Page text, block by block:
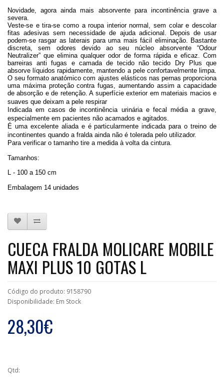
Novidade, agora ainda mais absorvente para incontinência grave a
severa.
Veste-se e tira-se como a roupa interior normal, sem colar e descolar
fitas adesivas sem necessidade de ajuda adicional. Depois de usar
podem-se rasgar as laterais para uma mais fácil eliminação. Bastante
discreta, sem odores devido ao seu núcleo absorvente “Odour
Neutralizer” que elimina qualquer odor de forma rápida e eficaz. Com
barreiras anti fugas e camada de tecido não tecido Dry Plus que
absorve líquidos rapidamente, mantendo a pele confortavelmente limpa.
O seu formato anatómico com ajustes elásticos nas pernas proporciona
uma máxima proteção contra fugas, aumentando assim a capacidade
de absorção e de retenção. A superfície exterior em materiais macios e
suaves que deixam a pele respirar
Indicada em casos de incontinência urinária e fecal média a grave,
especialmente em pacientes não acamados e agitados.
É uma excelente aliada e é particularmente indicada para o treino de
incontinentes quando a fralda ainda não é tolerada pelo utilizador.
Para verificar o tamanho tire a medida à volta da cintura.
Tamanhos:
L - 100 a 150 cm
Embalagem 14 unidades
CUECA FRALDA MOLICARE MOBILE
MAXI PLUS 10 GOTAS L
Código do produto: 9158790
Disponibilidade: Em Stock
28,30€
Qtd: